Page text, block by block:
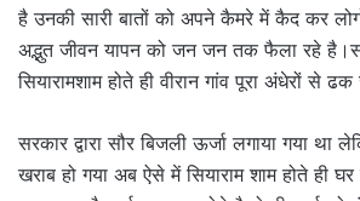
है उनकी सारी बातों को अपने कैमरे में कैद कर
अद्भुत जीवन यापन को जन जन तक फैला रहे
सियारामशाम होते ही वीरान गांव पूरा अंधेरों से ढक
सरकार द्वारा सौर बिजली ऊर्जा लगाया गया था
खराब हो गया अब ऐसे में सियाराम शाम होते ही